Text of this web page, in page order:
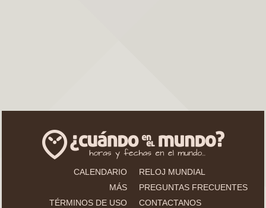
CALENDARIO
RELOJ MUNDIAL
MÁS
PREGUNTAS FRECUENTES
TÉRMINOS DE USO
CONTACTANOS